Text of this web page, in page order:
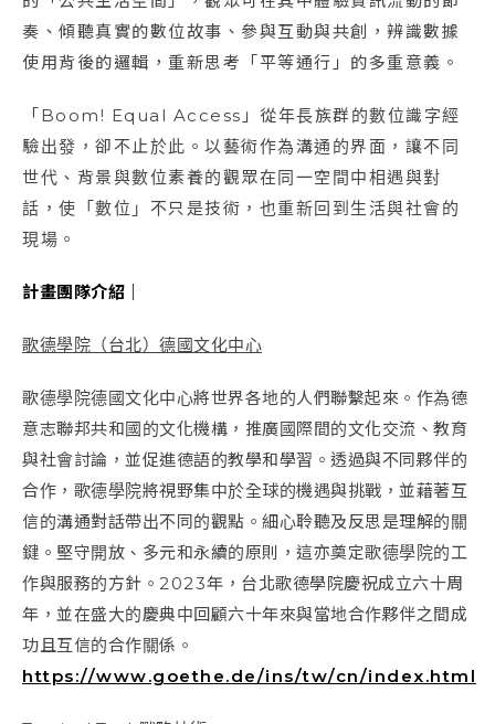
奏、傾聽真實的數位故事、參與互動與共創，辨識數據
使用背後的邏輯，重新思考「平等通行」的多重意義。
「Boom! Equal Access」從年長族群的數位識字經
驗出發，卻不止於此。以藝術作為溝通的界面，讓不同
世代、背景與數位素養的觀眾在同一空間中相遇與對
話，使「數位」不只是技術，也重新回到生活與社會的
現場。
計畫團隊介紹｜
歌德學院（台北）德國文化中心
歌德學院德國文化中心將世界各地的人們聯繫起來。作為德
意志聯邦共和國的文化機構，推廣國際間的文化交流、教育
與社會討論，並促進德語的教學和學習。透過與不同夥伴的
合作， 歌德學院將視野集中於全球的機遇與挑戰，並藉著互
信的溝通對話帶出不同的觀點。細心聆聽及反思是理解的關
鍵。堅守開放、多元和永續的原則，這亦奠定歌德學院的工
作與服務的方針。 2023年，台北歌德學院慶祝成立六十周
年，並在盛大的慶典中回顧六十年來與當地合作夥伴之間成
功且互信的合作關係。
https://www.goethe.de/ins/tw/cn/index.html